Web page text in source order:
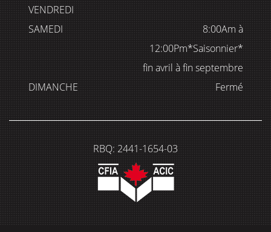
VENDREDI
SAMEDI
8:00Am à
12:00Pm*Saisonnier*
fin avril à fin septembre
DIMANCHE
Fermé
RBQ: 2441-1654-03